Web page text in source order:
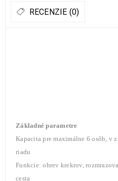
RECENZIE (0)
Základné parametre
Kapacita pre maximálne 6 osôb, v
riadu
Funkcie: ohrev krekrov,
cesta